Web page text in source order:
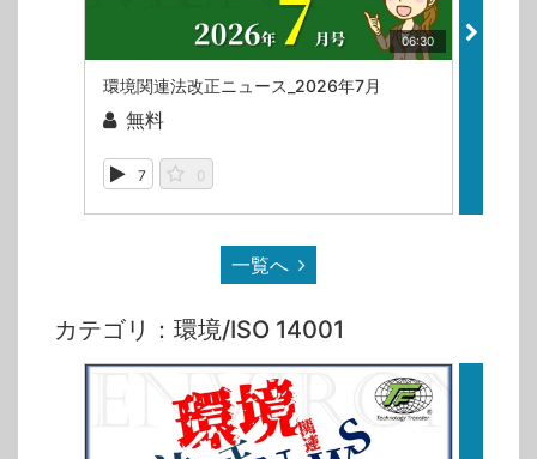
06:30
環境関連法改正ニュース_2026年7月
無料
7 0
一覧へ
カテゴリ：環境/ISO 14001